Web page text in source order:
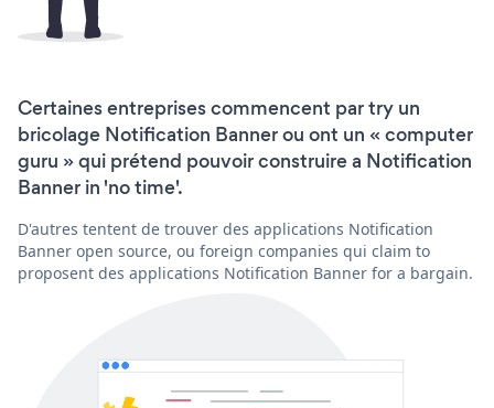
Certaines entreprises commencent par try un
bricolage Notification Banner ou ont un « computer
guru » qui prétend pouvoir construire a Notification
Banner in 'no time'.
D'autres tentent de trouver des applications Notification
Banner open source, ou foreign companies qui claim to
proposent des applications Notification Banner for a bargain.